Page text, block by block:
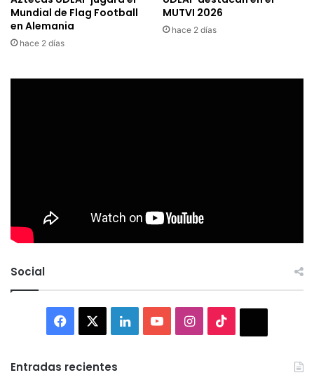
Mundial de Flag Football
en Alemania
hace 2 días
MUTVI 2026
hace 2 días
Social
Facebook LinkedInYouTubeInstagram
Entradas recientes